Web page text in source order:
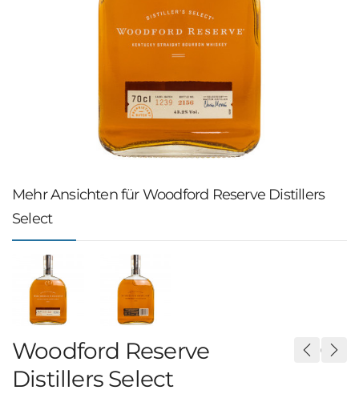
Mehr Ansichten für Woodford Reserve Distillers
Select
Woodford Reserve
Distillers Select